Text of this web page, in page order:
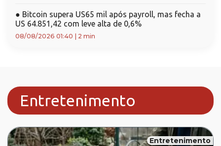
● Bitcoin supera US65 mil após payroll, mas fecha a
US 64.851,42 com leve alta de 0,6%
08/08/2026 01:40 2 min
Entretenimento
Entretenimento